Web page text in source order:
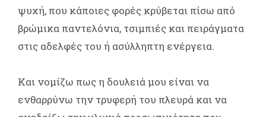
ψυχή, που κάποιες φορές κρύβεται πίσω από
βρώμικα παντελόνια, τσιμπιές και πειράγματα
στις αδελφές του ή ασύλληπτη ενέργεια.
Και νομίζω πως η δουλειά μου είναι να
ενθαρρύνω την τρυφερή του πλευρά και να